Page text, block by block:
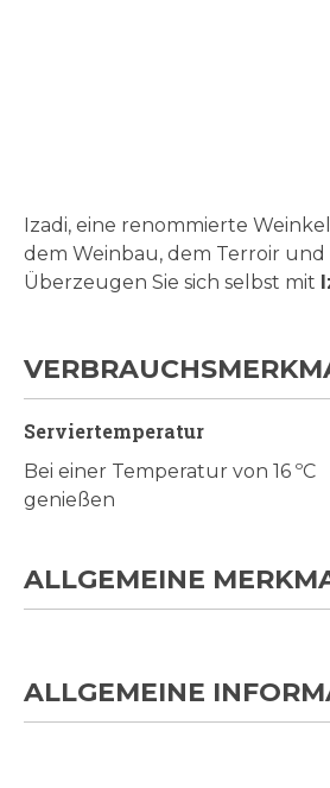
springen
Izadi, eine renommierte
dem Weinbau, dem Terroir
Überzeugen Sie sich selbst mit
Serviertemperatur
Bei einer Temperatur von 16 ºC
genießen
ALLGEMEINE
ALLGEMEINE